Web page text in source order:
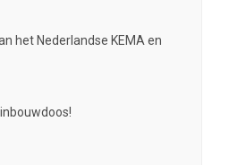
het Nederlandse KEMA en